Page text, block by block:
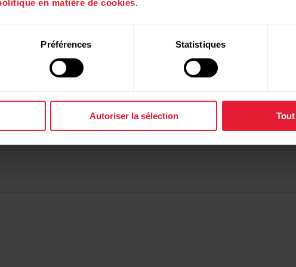
en matière de cookies.
Préférences Statistiques
Autoriser la sélection